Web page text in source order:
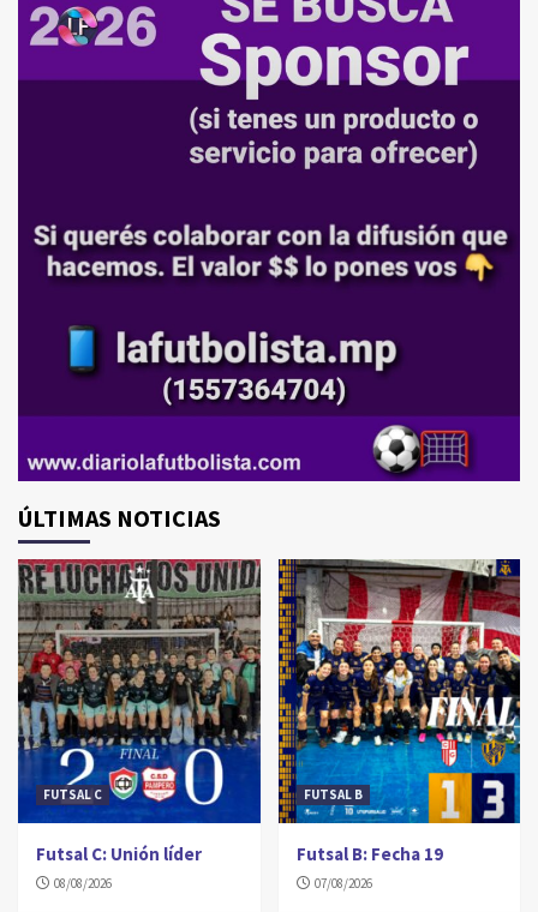
ÚLTIMAS NOTICIAS
FUTSAL C
Futsal C: Unión líder
08/08/2026
FUTSAL B
Futsal B: Fecha 19
07/08/2026